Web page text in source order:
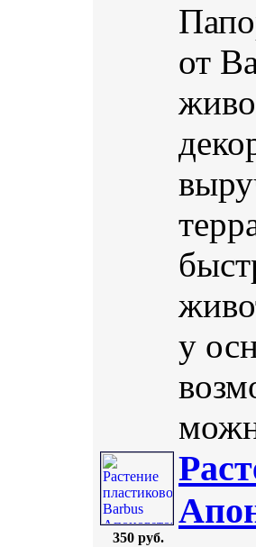
от
у
350 руб.